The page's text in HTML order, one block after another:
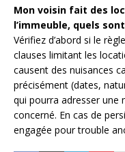
Mon voisin fait des
l’immeuble, quels
Vérifiez d’abord si le
clauses limitant les
causent des nuisances
précisément (dates,
qui pourra adresser une
concerné. En cas de
engagée pour trouble